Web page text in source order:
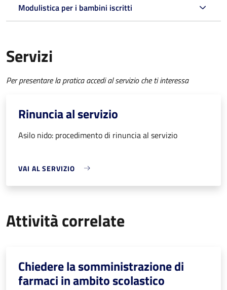
Modulistica per i bambini iscritti
Servizi
Per presentare la pratica accedi al servizio che ti interessa
Rinuncia al servizio
Asilo nido: procedimento di rinuncia al servizio
VAI AL SERVIZIO
Attività correlate
Chiedere la somministrazione di
farmaci in ambito scolastico